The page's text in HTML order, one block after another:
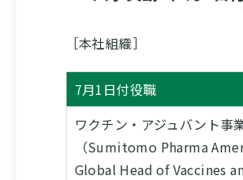
［本社組織］
7月1日付役職
ワクチン・アジュバント事
（Sumitomo Pharma
Global Head of Vaccines